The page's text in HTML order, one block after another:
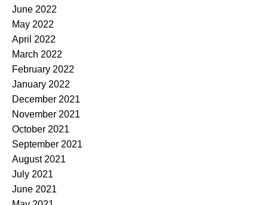
June 2022
May 2022
April 2022
March 2022
February 2022
January 2022
December 2021
November 2021
October 2021
September 2021
August 2021
July 2021
June 2021